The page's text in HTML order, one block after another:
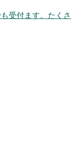
受付ます。たくさ